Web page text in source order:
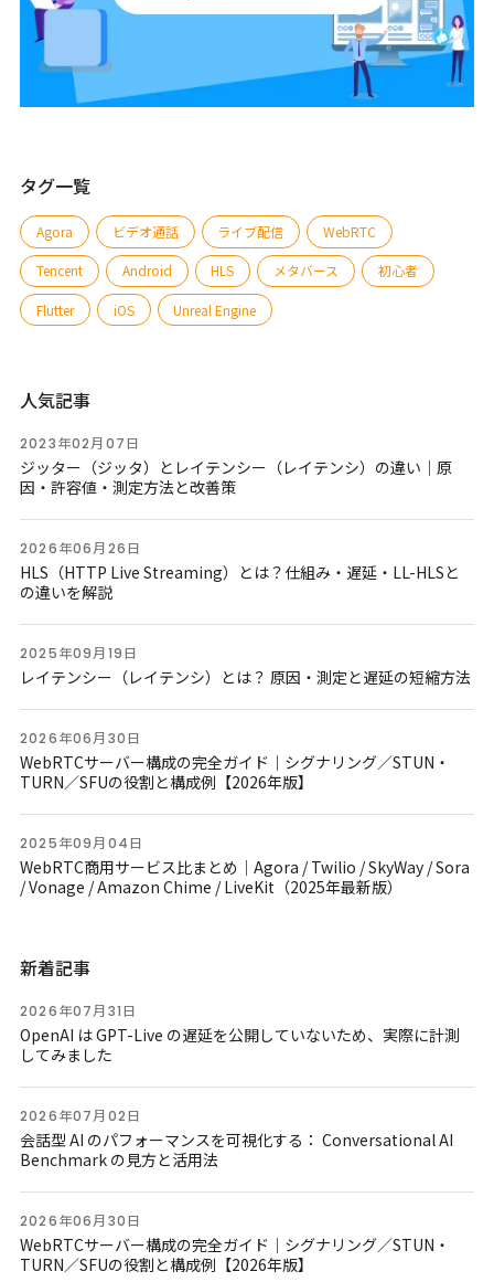
タグ一覧
Agora ビデオ通話 ライブ配信 WebRTC
Tencent Android HLS メタバース 初心者
Flutter iOS Unreal Engine
人気記事
2023年02月07日
ジッター（ジッタ）とレイテンシー（レイテンシ）の違い｜原
因・許容値・測定方法と改善策
2026年06月26日
HLS（HTTP Live Streaming）とは？仕組み・遅延・LL-HLSと
の違いを解説
2025年09月19日
レイテンシー（レイテンシ）とは？ 原因・測定と遅延の短縮方法
2026年06月30日
WebRTCサーバー構成の完全ガイド｜シグナリング／STUN・
TURN／SFUの役割と構成例【2026年版】
2025年09月04日
WebRTC商用サービス比まとめ｜Agora / Twilio / SkyWay / Sora
/ Vonage / Amazon Chime / LiveKit（2025年最新版）
新着記事
2026年07月31日
OpenAI は GPT-Live の遅延を公開していないため、実際に計測
してみました
2026年07月02日
会話型 AI のパフォーマンスを可視化する： Conversational AI
Benchmark の見方と活用法
2026年06月30日
WebRTCサーバー構成の完全ガイド｜シグナリング／STUN・
TURN／SFUの役割と構成例【2026年版】